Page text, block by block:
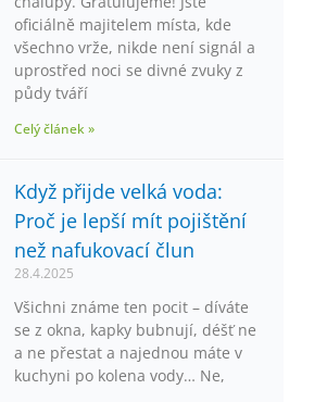
oficiálně majitelem místa, kde
všechno vrže, nikde není signál a
uprostřed noci se divné zvuky z
půdy tváří
Celý článek »
Když přijde velká voda:
Proč je lepší mít pojištění
než nafukovací člun
28.4.2025
Všichni známe ten pocit – díváte
se z okna, kapky bubnují, déšť ne
a ne přestat a najednou máte v
kuchyni po kolena vody… Ne,